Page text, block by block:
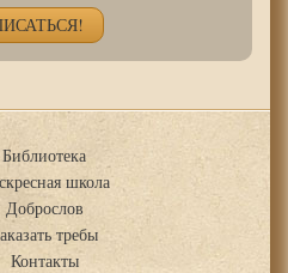
Библиотека
школа
Доброслов
требы
Контакты